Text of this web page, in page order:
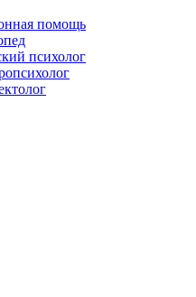
помощь
психолог